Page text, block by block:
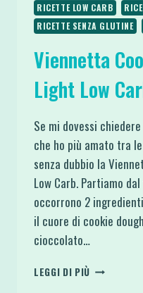
RICETTE LOW CARB
RICETTE SENZA GLUTINE
Viennetta
Light Low
Se mi dovessi
che ho più amato tra
senza dubbio la
Low Carb. Partiamo
occorrono 2
il cuore di cookie
cioccolato…
LEGGI DI PIÙ VIENNETTA